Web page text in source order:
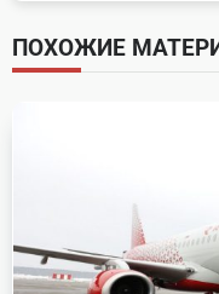
screen-
reader-
ПОХОЖИЕ